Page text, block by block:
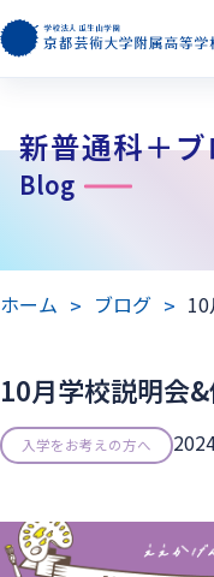
新普通科＋
Blog
ホーム ブログ
10月学校説明会
入学をお考えの方へ